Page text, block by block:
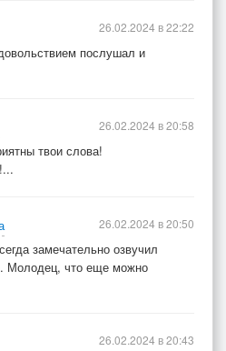
послушал и
26.02.2024 в 22:22
твои слова!
26.02.2024 в 20:58
замечательно озвучил
Молодец, что еще можно
26.02.2024 в 20:50
26.02.2024 в 20:43